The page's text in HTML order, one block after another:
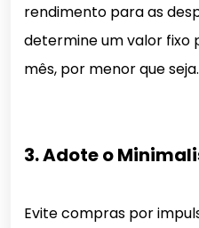
rendimento para as
determine um valor fixo
mês, por menor que seja.
3. Adote o
Evite compras por